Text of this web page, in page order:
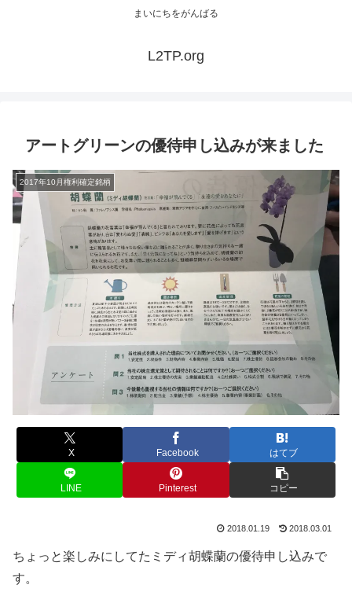
まいにちをがんばる
L2TP.org
アートグリーンの優待申し込みが来ました
2017年10月権利確定銘柄
X Facebook はてブ
LINE Pinterest コピー
2018.01.19 2018.03.01
ちょっと楽しみにしてたミディ胡蝶蘭の優待申し込みで
す。